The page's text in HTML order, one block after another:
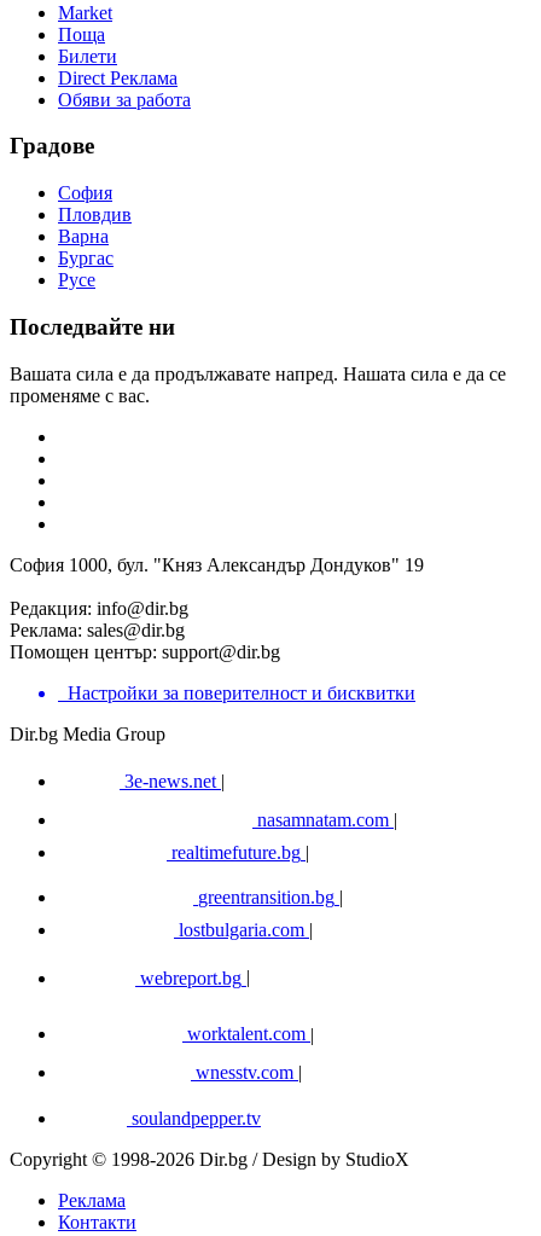
Market
Поща
Билети
Direct Реклама
Обяви за работа
Градове
София
Пловдив
Варна
Бургас
Русе
Последвайте ни
Вашата сила е да продължавате напред. Нашата сила е да се
променяме с вас.
София 1000, бул. "Княз Александър Дондуков" 19
Редакция: info@dir.bg
Реклама: sales@dir.bg
Помощен център: support@dir.bg
Настройки за поверителност и бисквитки
Dir.bg Media Group
3e-news.net |
nasamnatam.com |
realtimefuture.bg |
greentransition.bg |
lostbulgaria.com |
webreport.bg
worktalent.com |
wnesstv.com |
soulandpepper.tv
Copyright © 1998-2026 Dir.bg / Design by StudioX
Реклама
Контакти